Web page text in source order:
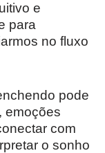
e
para
no fluxo
pode
emoções
com
o sonho